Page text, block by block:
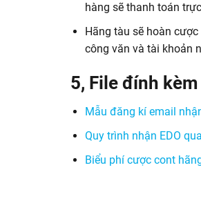
hàng sẽ thanh toán
Hãng tàu sẽ hoàn
công văn và tài khoản
5, File đính kèm
Mẫu đăng kí email
Quy trình nhận EDO
Biểu phí cược cont